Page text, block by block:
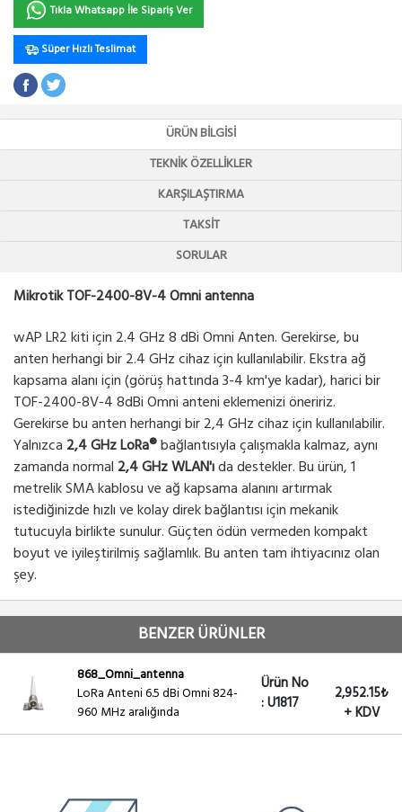
Tıkla Whatsapp İle Sipariş Ver
Süper Hızlı Teslimat
ÜRÜN BILGISI
TEKNIK ÖZELLIKLER
KARŞILAŞTIRMA
TAKSIT
SORULAR
Mikrotik TOF-2400-8V-4 Omni antenna
wAP LR2 kiti için 2.4 GHz 8 dBi Omni Anten. Gerekirse, bu
anten herhangi bir 2.4 GHz cihaz için kullanılabilir.Ekstra ağ
kapsama alanı için (görüş hattında 3-4 km'ye kadar), harici bir
TOF-2400-8V-4 8dBi Omni anteni eklemenizi öneririz.
Gerekirse bu anten herhangi bir 2,4 GHz cihaz için kullanılabilir.
Yalnızca 2,4 GHz LoRa®bağlantısıyla çalışmakla kalmaz, aynı
zamanda normal 2,4 GHz WLAN'ıda destekler. Bu ürün, 1
metrelik SMA kablosu ve ağ kapsama alanını artırmak
istediğinizde hızlı ve kolay direk bağlantısı için mekanik
tutucuyla birlikte sunulur. Güçten ödün vermeden kompakt
boyut ve iyileştirilmiş sağlamlık. Bu anten tam ihtiyacınız olan
şey.
BENZER ÜRÜNLER
868_Omni_antenna
LoRa Anteni 6.5 dBi Omni 824-
960 MHz aralığında
Ürün No
: U1817
2,952.15₺
+ KDV